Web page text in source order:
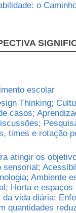
o
escolar
Thinking;
casos;
times e rotação
atingir os
Ambiente
Horta e espaços
vida diária;
quantidades